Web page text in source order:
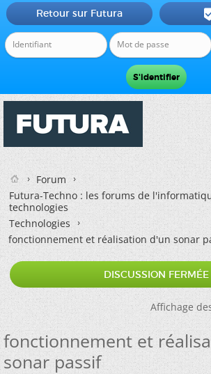
Retour sur Futura
Forum
Futura-Techno : les forums de
technologies
Technologies
fonctionnement et réalisation d'un sonar
DISCUSSION FERMÉE
Affichage
fonctionnement et
sonar passif